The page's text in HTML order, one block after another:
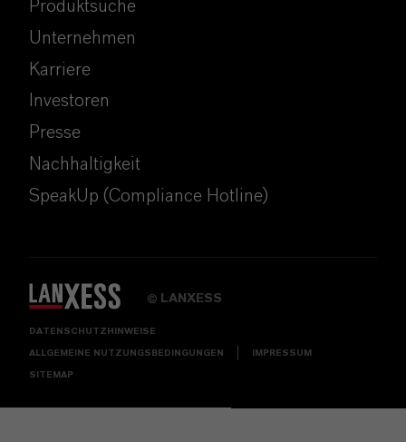
Produktsuche
Unternehmen
Karriere
Investoren
Presse
Nachhaltigkeit
SpeakUp (Compliance Hotline)
© LANXESS
DATENSCHUTZHINWEISE
ALLGEMEINE NUTZUNGSBEDINGUNGEN IMPRESSUM
SITEMAP